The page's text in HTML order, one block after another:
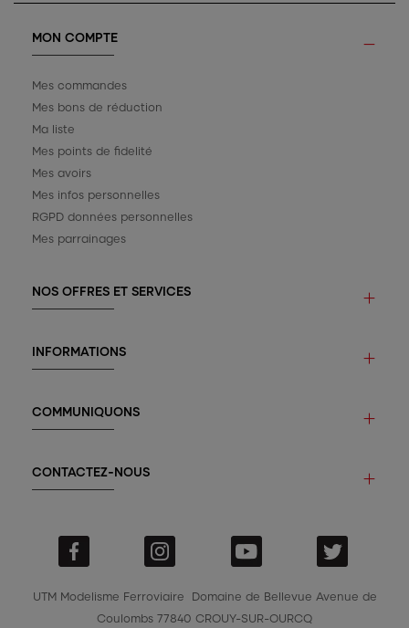
MON COMPTE
Mes commandes
Mes bons de réduction
Ma liste
Mes points de fidelité
Mes avoirs
Mes infos personnelles
RGPD données personnelles
Mes parrainages
NOS OFFRES ET SERVICES
INFORMATIONS
COMMUNIQUONS
CONTACTEZ-NOUS
UTM Modelisme Ferroviaire Domaine de Bellevue Avenue de
Coulombs 77840 CROUY-SUR-OURCQ